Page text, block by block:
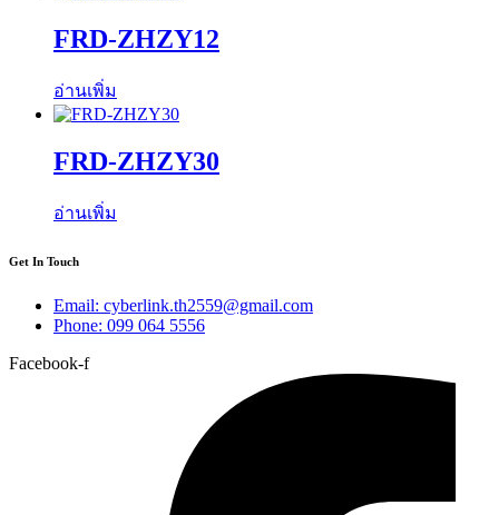
FRD-ZHZY12
อ่านเพิ่ม
FRD-ZHZY30
อ่านเพิ่ม
Get In Touch
Email: cyberlink.th2559@gmail.com
Phone: 099 064 5556
Facebook-f